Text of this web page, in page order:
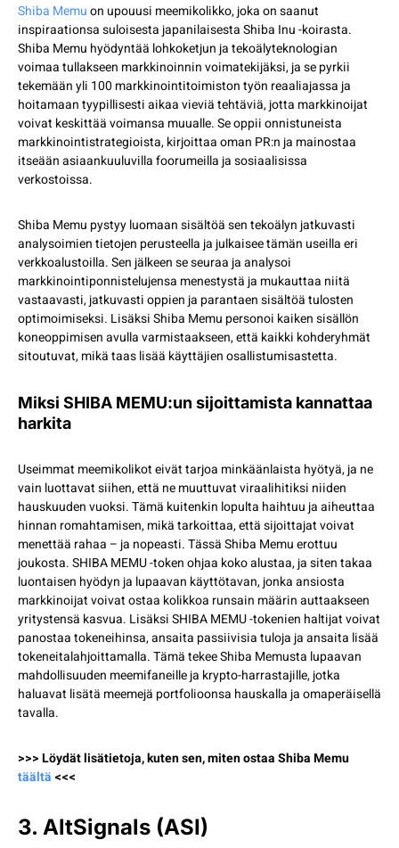
Shiba Memuon upouusi meemikolikko, joka on saanut
inspiraationsa suloisesta japanilaisesta Shiba Inu -koirasta.
Shiba Memu hyödyntää lohkoketjun ja tekoälyteknologian
voimaa tullakseen markkinoinnin voimatekijäksi, ja se pyrkii
tekemään yli 100 markkinointitoimiston työn reaaliajassa ja
hoitamaan tyypillisesti aikaa vieviä tehtäviä, jotta markkinoijat
voivat keskittää voimansa muualle. Se oppii onnistuneista
markkinointistrategioista, kirjoittaa oman PR:n ja mainostaa
itseään asiaankuuluvilla foorumeilla ja sosiaalisissa
verkostoissa.
Shiba Memu pystyy luomaan sisältöä sen tekoälyn jatkuvasti
analysoimien tietojen perusteella ja julkaisee tämän useilla eri
verkkoalustoilla. Sen jälkeen se seuraa ja analysoi
markkinointiponnistelujensa menestystä ja mukauttaa niitä
vastaavasti, jatkuvasti oppien ja parantaen sisältöä tulosten
optimoimiseksi. Lisäksi Shiba Memu personoi kaiken sisällön
koneoppimisen avulla varmistaakseen, että kaikki kohderyhmät
sitoutuvat, mikä taas lisää käyttäjien osallistumisastetta.
Miksi SHIBA MEMU:un sijoittamista kannattaa
harkita
Useimmat meemikolikot eivät tarjoa minkäänlaista hyötyä, ja ne
vain luottavat siihen, että ne muuttuvat viraalihitiksi niiden
hauskuuden vuoksi. Tämä kuitenkin lopulta haihtuu ja aiheuttaa
hinnan romahtamisen, mikä tarkoittaa, että sijoittajat voivat
menettää rahaa – ja nopeasti. Tässä Shiba Memu erottuu
joukosta. SHIBA MEMU -token ohjaa koko alustaa, ja siten takaa
luontaisen hyödyn ja lupaavan käyttötavan, jonka ansiosta
markkinoijat voivat ostaa kolikkoa runsain määrin auttaakseen
yritystensä kasvua. Lisäksi SHIBA MEMU -tokenien haltijat voivat
panostaa tokeneihinsa, ansaita passiivisia tuloja ja ansaita lisää
tokeneitalahjoittamalla. Tämä tekee Shiba Memusta lupaavan
mahdollisuuden meemifaneille ja krypto-harrastajille, jotka
haluavat lisätä meemejä portfolioonsa hauskalla ja omaperäisellä
tavalla.
>>> Löydät lisätietoja, kuten sen, miten ostaa Shiba Memu
täältä <<<
3. AltSignals (ASI)